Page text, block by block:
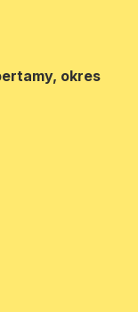
okres